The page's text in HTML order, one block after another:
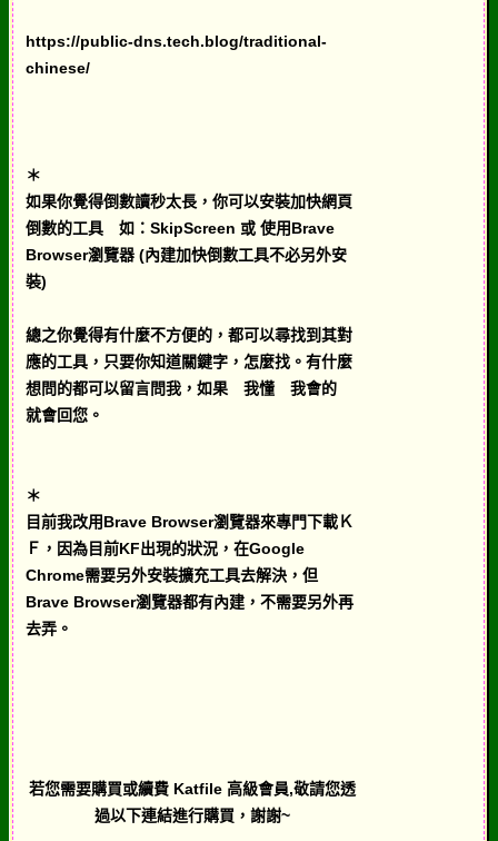
https://public-dns.tech.blog/traditional-
chinese/
＊
如果你覺得倒數讀秒太長，你可以安裝加快網頁
倒數的工具 如：SkipScreen 或 使用Brave
Browser瀏覽器 (內建加快倒數工具不必另外安
裝)
總之你覺得有什麼不方便的，都可以尋找到其對
應的工具，只要你知道關鍵字，怎麼找。有什麼
想問的都可以留言問我，如果 我懂 我會的
就會回您。
＊
目前我改用Brave Browser瀏覽器來專門下載Ｋ
Ｆ，因為目前KF出現的狀況，在Google
Chrome需要另外安裝擴充工具去解決，但
Brave Browser瀏覽器都有內建，不需要另外再
去弄。
若您需要購買或續費 Katfile 高級會員,敬請您透
過以下連結進行購買，謝謝~